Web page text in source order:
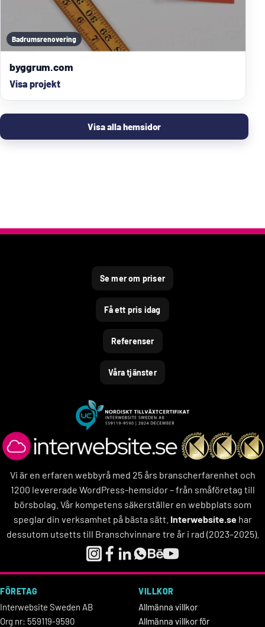
Badrumsrenovering
byggrum.com
Visa projekt
Visa alla hemsidor
Se mer om priser
Få ett pris idag
Referenser
Våra tjänster
Vi är en erfaren webbyrå med 25 års branscherfarenhet och
1200 levererade WordPress-hemsidor – från småföretag till
börsbolag. Vår kompetens säkerställer en webbplats som
speglar din verksamhet på bästa sätt. Interwebsite.sehar
dessutom utsetts till Branschvinnare tre år i rad (2023–2025).
FÖRETAG
Interwebsite Sweden AB
Org nr: 559119-9590
VILLKOR
Allmänna villkor
Allmänna villkor för